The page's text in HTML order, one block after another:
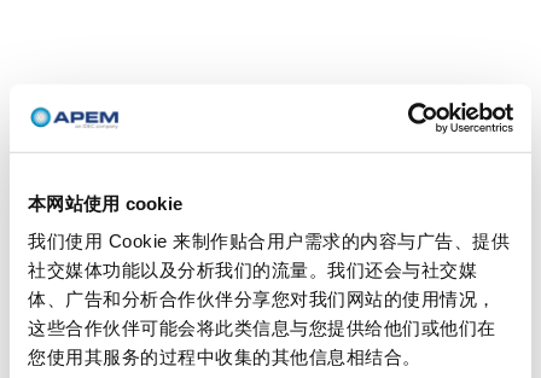
本网站使用 cookie
我们使用 Cookie 来制作贴合用户需求的内容与广告、提供
社交媒体功能以及分析我们的流量。我们还会与社交媒
体、广告和分析合作伙伴分享您对我们网站的使用情况，
这些合作伙伴可能会将此类信息与您提供给他们或他们在
您使用其服务的过程中收集的其他信息相结合。